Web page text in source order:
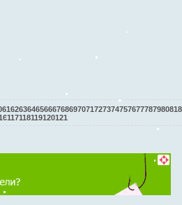
616263646566676869707172737475767778798081
117118119120121